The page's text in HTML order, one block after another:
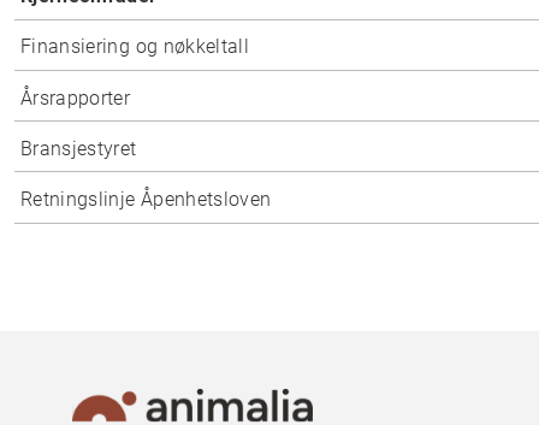
Finansiering og nøkkeltall
Årsrapporter
Bransjestyret
Retningslinje Åpenhetsloven